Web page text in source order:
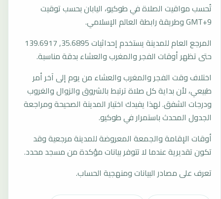
تُحسب مواقيت الصلاة في طوكيو، اليابان بحسب توقيت
GMT+9 وطريقة رابطة العالم الإسلامي.
المرجع العام للمدينة يستخدم إحداثيات 35.6895, 139.6917
حتى تظهر أوقات الفجر والمغرب والعشاء بدقة مناسبة.
اختلاف وقت الفجر والمغرب والعشاء من يوم إلى آخر أمر
طبيعي، لأن بداية كل صلاة ترتبط بالشروق والزوال والغروب
ودرجات الشفق. لهذا يفيدك اختيار المدينة الصحيحة ومراجعة
الجدول المحدث باستمرار في طوكيو.
أوقات الإقامة والجمعة المعروضة للمدينة مرجعية وقد
تكون تقديرية عندما لا تتوفر بيانات مؤكدة من مسجد محدد.
تعرف على مصادر البيانات ومنهجية الحساب.